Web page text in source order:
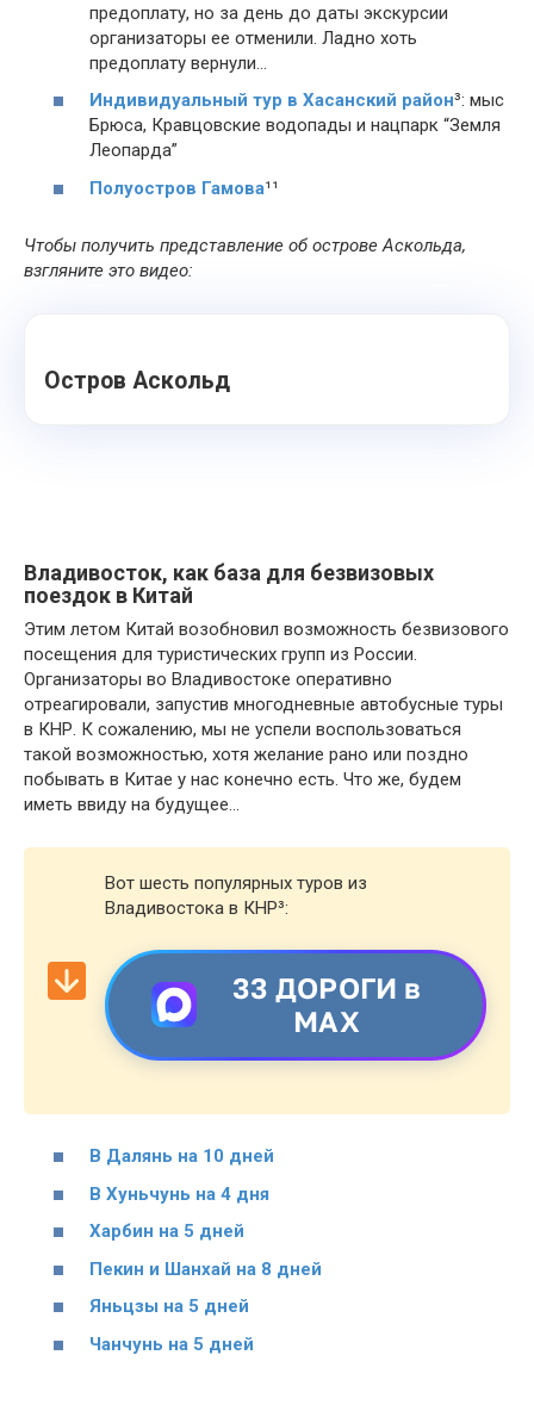
предоплату, но за день до даты экскурсии
организаторы ее отменили. Ладно хоть
предоплату вернули…
Индивидуальный тур в Хасанский район³: мыс
Брюса, Кравцовские водопады и нацпарк “Земля
Леопарда”
Полуостров Гамова¹¹
Чтобы получить представление об острове Аскольда,
взгляните это видео:
Остров Аскольд
Владивосток, как база для безвизовых
поездок в Китай
Этим летом Китай возобновил возможность безвизового
посещения для туристических групп из России.
Организаторы во Владивостоке оперативно
отреагировали, запустив многодневные автобусные туры
в КНР. К сожалению, мы не успели воспользоваться
такой возможностью, хотя желание рано или поздно
побывать в Китае у нас конечно есть. Что же, будем
иметь ввиду на будущее…
Вот шесть популярных туров из
Владивостока в КНР³:
33 ДОРОГИ в
MAX
В Далянь на 10 дней
В Хуньчунь на 4 дня
Харбин на 5 дней
Пекин и Шанхай на 8 дней
Яньцзы на 5 дней
Чанчунь на 5 дней